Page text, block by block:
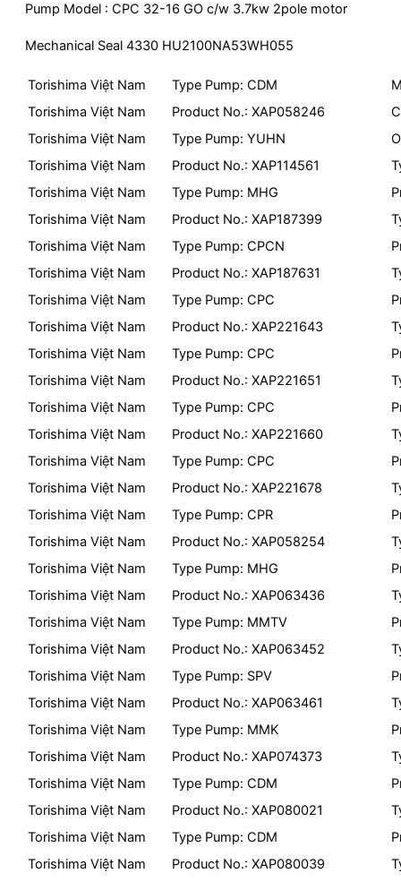
Pump Model : CPC 32-16 GO c/w 3.7kw 2pole motor
Mechanical Seal 4330 HU2100NA53WH055
Torishima Việt Nam Type Pump: CDM
Torishima Việt Nam
Product No.: XAP058246
Torishima Việt Nam
Type Pump: YUHN
Torishima Việt Nam
Product No.: XAP114561
Torishima Việt Nam
Type Pump: MHG
Torishima Việt Nam
Product No.: XAP187399
Torishima Việt Nam
Type Pump: CPCN
Torishima Việt Nam
Product No.: XAP187631
Torishima Việt Nam
Type Pump: CPC
Torishima Việt Nam
Product No.: XAP221643
Torishima Việt Nam
Type Pump: CPC
Torishima Việt Nam
Product No.: XAP221651
Torishima Việt Nam
Type Pump: CPC
Torishima Việt Nam
Product No.: XAP221660
Torishima Việt Nam
Type Pump: CPC
Torishima Việt Nam
Product No.: XAP221678
Torishima Việt Nam
Type Pump: CPR
Torishima Việt Nam
Product No.: XAP058254
Torishima Việt Nam
Type Pump: MHG
Torishima Việt Nam
Product No.: XAP063436
Torishima Việt Nam
Type Pump: MMTV
Torishima Việt Nam
Product No.: XAP063452
Torishima Việt Nam
Type Pump: SPV
Torishima Việt Nam
Product No.: XAP063461
Torishima Việt Nam
Type Pump: MMK
Torishima Việt Nam
Product No.: XAP074373
Torishima Việt Nam
Type Pump: CDM
Torishima Việt Nam
Product No.: XAP080021
Torishima Việt Nam
Type Pump: CDM
Torishima Việt Nam
Product No.: XAP080039